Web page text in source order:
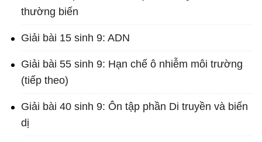
thường biến
Giải bài 15 sinh 9: ADN
Giải bài 55 sinh 9: Hạn chế ô nhiễm môi trường
(tiếp theo)
Giải bài 40 sinh 9: Ôn tập phần Di truyền và biến
dị